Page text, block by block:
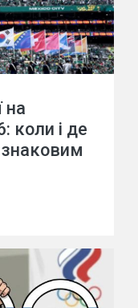
на
коли і де